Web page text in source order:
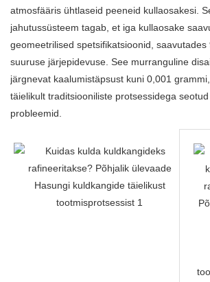
atmosfääris ühtlaseid peeneid kullaosakesi.
jahutussüsteem tagab, et iga kullaosake
geomeetrilised spetsifikatsioonid, saavutades
suuruse järjepidevuse. See murranguline
järgnevat kaalumistäpsust kuni 0,001
täielikult traditsiooniliste protsessidega
probleemid.